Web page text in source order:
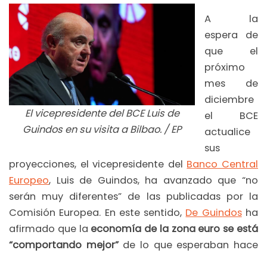
El vicepresidente del BCE Luis de
Guindos en su visita a Bilbao. / EP
A la
espera de
que el
próximo
mes de
diciembre
el BCE
actualice
sus
proyecciones, el vicepresidente del Banco Central
Europeo, Luis de Guindos, ha avanzado que “no
serán muy diferentes” de las publicadas por la
Comisión Europea. En este sentido, De Guindosha
afirmado que la economía de la zona euro se está
“comportando mejor”de lo que esperaban hace